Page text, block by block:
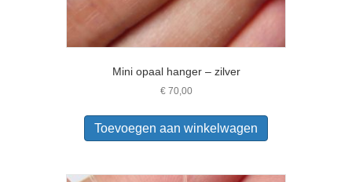
Mini opaal hanger – zilver
€70,00
Toevoegen aan winkelwagen